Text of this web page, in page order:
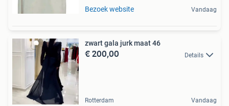
Bezoek website Vandaag
zwart gala jurk maat 46
€ 200,00 Details
Rotterdam Vandaag